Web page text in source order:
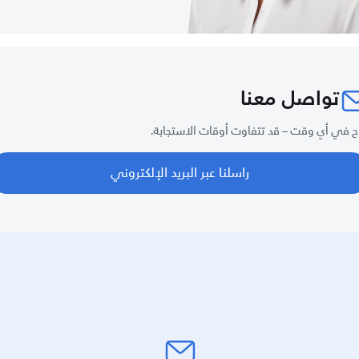
تواصل معنا
في أي وقت – قد تتفاوت أوقات الاستجابة.
راسلنا عبر البريد الإلكتروني